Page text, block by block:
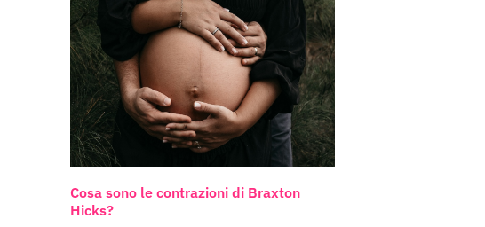
Cosa sono le contrazioni di Braxton
Hicks?